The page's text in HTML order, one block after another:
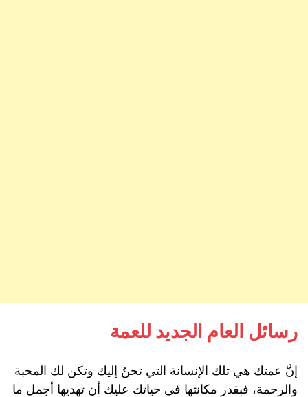
رسائل العام الجديد للعمة
إنَّ عمتك هي تلك الإنسانة التي تحنُ إليك وتكن لك المحبة
والرحمة، فبقدر مكانتها في حياتك عليك أن تهديها أجمل ما